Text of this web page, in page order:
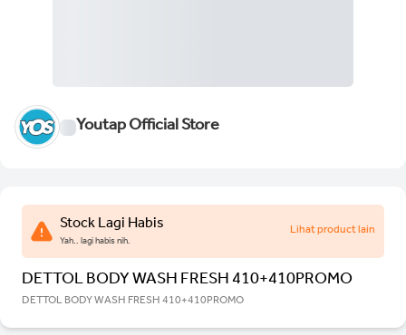
Youtap Official Store
Stock Lagi Habis
Yah.. lagi habis nih.
Lihat product lain
DETTOL BODY WASH FRESH 410+410PROMO
DETTOL BODY WASH FRESH 410+410PROMO